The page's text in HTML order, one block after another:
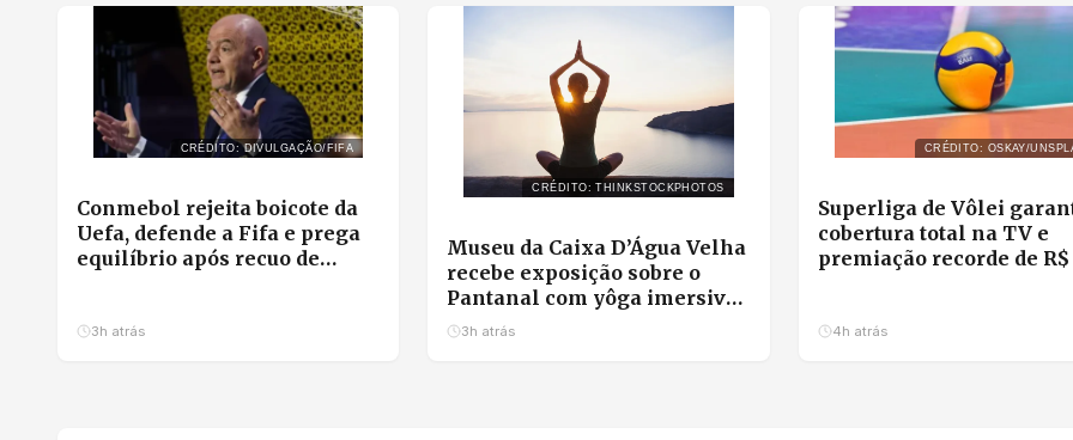
CRÉDITO: DIVULGAÇÃO/FIFA
Conmebol rejeita boicote da
Uefa, defende a Fifa e prega
equilíbrio após recuo de
3h atrás
CRÉDITO: THINKSTOCKPHOTOS
Museu da Caixa D’Água Velha
recebe exposição sobre o
Pantanal com yôga imersivo
e feirinha em Cuiabá
3h atrás
CRÉDITO: OSKAY/
Superliga de Vôlei
cobertura total na TV e
premiação recorde de R$
4h atrás